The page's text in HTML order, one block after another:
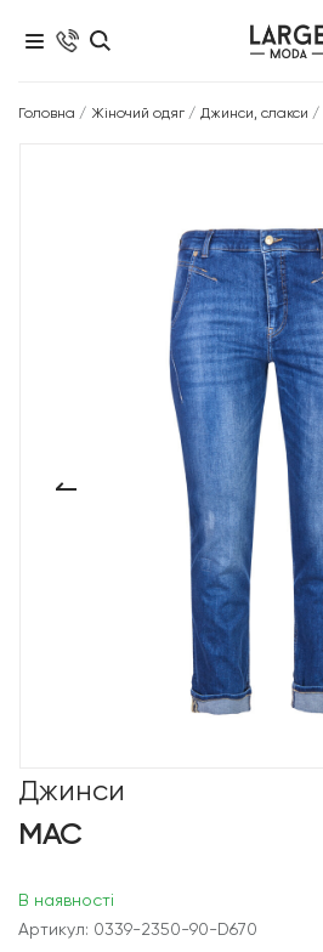
Головна / Жіночий одяг / Джинси, слакси /
Джинси
MAC
В наявності
Артикул: 0339-2350-90-D670